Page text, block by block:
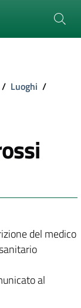
/ Luoghi /
del medico
al